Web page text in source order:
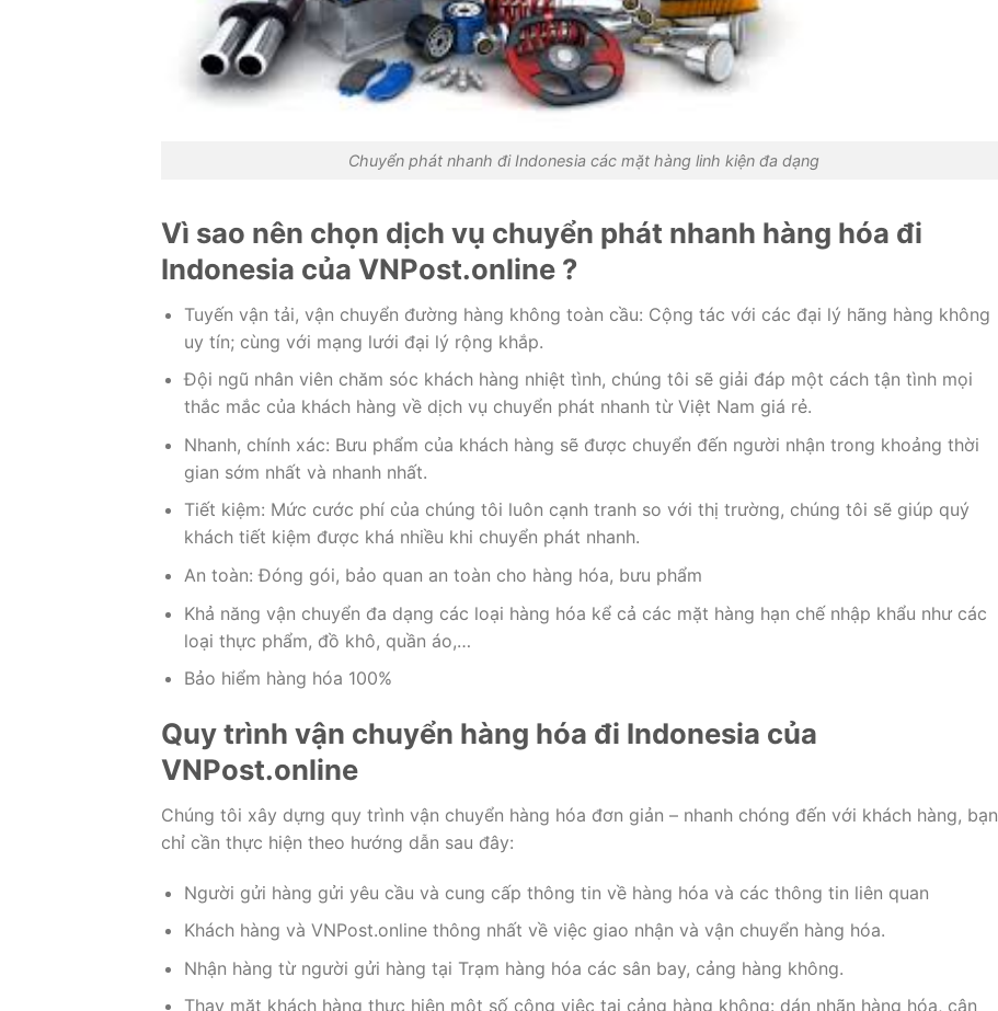
Chuyển phát nhanh đi Indonesia các mặt hàng linh kiện đa dạng
Vì sao nên chọn dịch vụ chuyển phát nhanh hàng hóa đi
Indonesia của VNPost.online ?
Tuyến vận tải, vận chuyển đường hàng không toàn cầu: Cộng tác với các đại lý hãng hàng không
uy tín; cùng với mạng lưới đại lý rộng khắp.
Đội ngũ nhân viên chăm sóc khách hàng nhiệt tình, chúng tôi sẽ giải đáp một cách tận tình mọi
thắc mắc của khách hàng về dịch vụ chuyển phát nhanh từ Việt Nam giá rẻ.
Nhanh, chính xác: Bưu phẩm của khách hàng sẽ được chuyển đến người nhận trong khoảng thời
gian sớm nhất và nhanh nhất.
Tiết kiệm: Mức cước phí của chúng tôi luôn cạnh tranh so với thị trường, chúng tôi sẽ giúp quý
khách tiết kiệm được khá nhiều khi chuyển phát nhanh.
An toàn: Đóng gói, bảo quan an toàn cho hàng hóa, bưu phẩm
Khả năng vận chuyển đa dạng các loại hàng hóa kể cả các mặt hàng hạn chế nhập khẩu như các
loại thực phẩm, đồ khô, quần áo,…
Bảo hiểm hàng hóa 100%
Quy trình vận chuyển hàng hóa đi Indonesia của
VNPost.online
Chúng tôi xây dựng quy trình vận chuyển hàng hóa đơn giản – nhanh chóng đến với khách hàng, bạn
chỉ cần thực hiện theo hướng dẫn sau đây:
Người gửi hàng gửi yêu cầu và cung cấp thông tin về hàng hóa và các thông tin liên quan
Khách hàng và VNPost.online thông nhất về việc giao nhận và vận chuyển hàng hóa.
Nhận hàng từ người gửi hàng tại Trạm hàng hóa các sân bay, cảng hàng không.
Thay mặt khách hàng thực hiện một số công việc tại cảng hàng không: dán nhãn hàng hóa, cân